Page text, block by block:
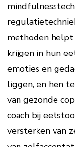
methoden helpt
krijgen in hun
emoties en
liggen, en hen
van gezonde
coach bij
versterken van